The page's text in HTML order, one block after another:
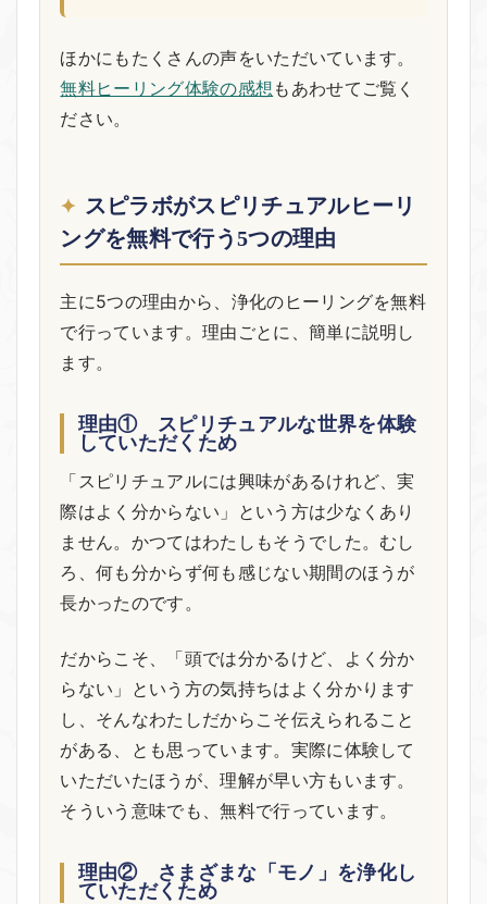
ほかにもたくさんの声をいただいています。
無料ヒーリング体験の感想 もあわせてご覧く
ださい。
スピラボがスピリチュアルヒーリ
ングを無料で行う5つの理由
主に5つの理由から、浄化のヒーリングを無料
で行っています。理由ごとに、簡単に説明し
ます。
理由① スピリチュアルな世界を体験
していただくため
「スピリチュアルには興味があるけれど、実
際はよく分からない」という方は少なくあり
ません。かつてはわたしもそうでした。むし
ろ、何も分からず何も感じない期間のほうが
長かったのです。
だからこそ、「頭では分かるけど、よく分か
らない」という方の気持ちはよく分かります
し、そんなわたしだからこそ伝えられること
がある、とも思っています。実際に体験して
いただいたほうが、理解が早い方もいます。
そういう意味でも、無料で行っています。
理由② さまざまな「モノ」を浄化し
ていただくため